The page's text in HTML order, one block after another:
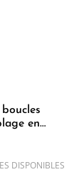
en
DISPONIBLES